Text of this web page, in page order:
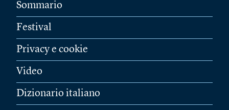
Sommario
Festival
Privacy e cookie
Video
Dizionario italiano